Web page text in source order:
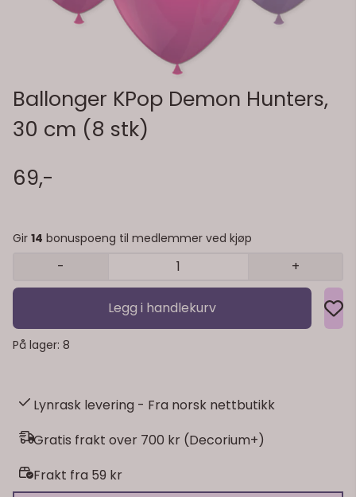
Ballonger KPop Demon Hunters,
30 cm (8 stk)
69,-
Gir 14 bonuspoeng til medlemmer ved kjøp
- +
Legg i handlekurv
På lager: 8
Lynrask levering - Fra norsk nettbutikk
Gratis frakt over 700 kr (Decorium+)
Frakt fra 59 kr